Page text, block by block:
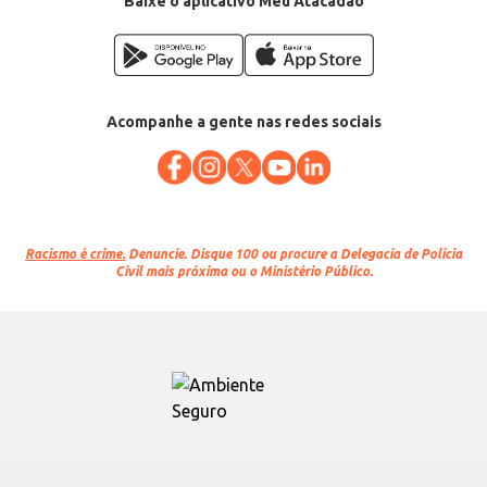
Acompanhe a gente nas redes sociais
Racismo é crime. Denuncie. Disque 100 ou procure a Delegacia de Polícia
Civil mais próxima ou o Ministério Público.